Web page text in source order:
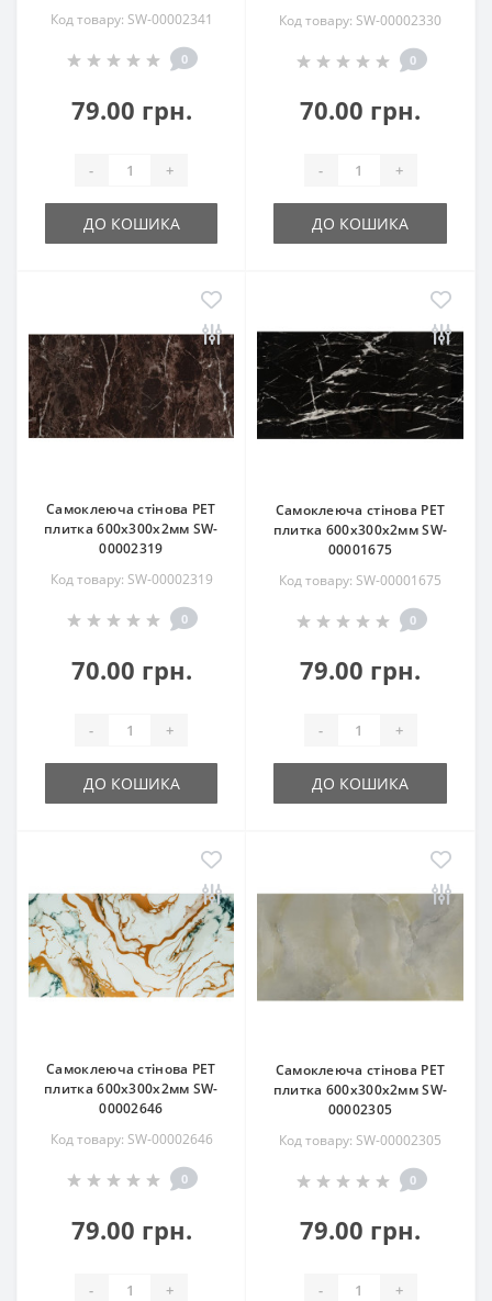
Код товару: SW-00002341
0
79.00 грн.
- +
ДО КОШИКА
Код товару: SW-00002330
0
70.00 грн.
- +
ДО КОШИКА
Самоклеюча стінова PET
плитка 600х300х2мм SW-
00002319
Код товару: SW-00002319
0
70.00 грн.
- +
ДО КОШИКА
Самоклеюча стінова PET
плитка 600х300х2мм SW-
00001675
Код товару: SW-00001675
0
79.00 грн.
- +
ДО КОШИКА
Самоклеюча стінова PET
плитка 600х300х2мм SW-
00002646
Код товару: SW-00002646
0
79.00 грн.
- +
Самоклеюча стінова PET
плитка 600х300х2мм SW-
00002305
Код товару: SW-00002305
0
79.00 грн.
- +